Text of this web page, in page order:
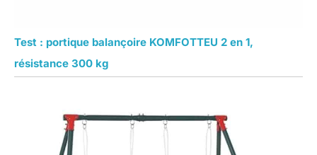
Test : portique balançoire KOMFOTTEU 2 en 1,
résistance 300 kg